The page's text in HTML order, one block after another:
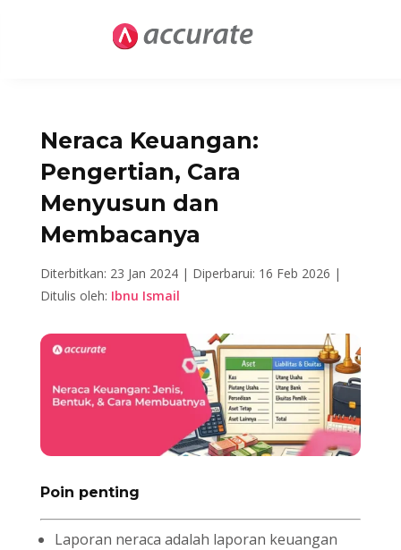
Neraca Keuangan:
Pengertian, Cara
Menyusun dan
Membacanya
Diterbitkan: 23 Jan 2024 | Diperbarui: 16 Feb 2026 |
Ditulis oleh: Ibnu Ismail
Poin penting
Laporan neraca adalah laporan keuangan